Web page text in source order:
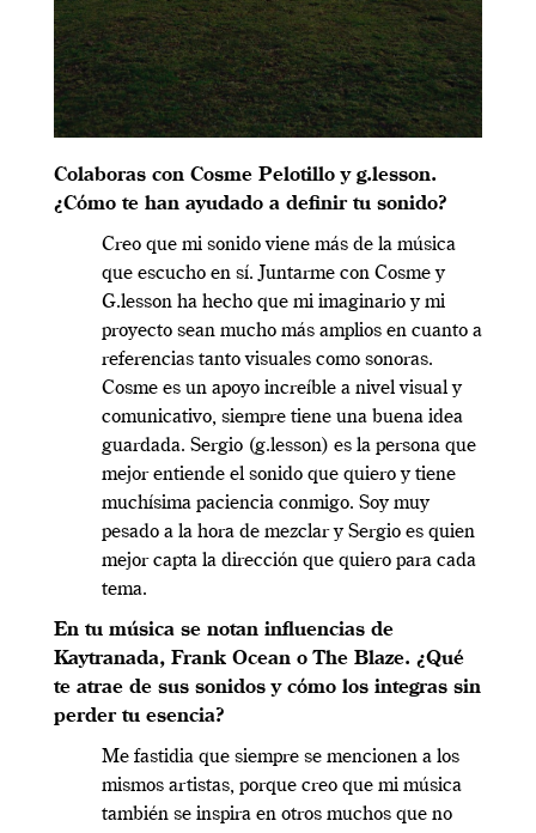
Colaboras con Cosme Pelotillo y g.lesson.
¿Cómo te han ayudado a definir tu sonido?
Creo que mi sonido viene más de la música
que escucho en sí. Juntarme con Cosme y
G.lesson ha hecho que mi imaginario y mi
proyecto sean mucho más amplios en cuanto a
referencias tanto visuales como sonoras.
Cosme es un apoyo increíble a nivel visual y
comunicativo, siempre tiene una buena idea
guardada. Sergio (g.lesson) es la persona que
mejor entiende el sonido que quiero y tiene
muchísima paciencia conmigo. Soy muy
pesado a la hora de mezclar y Sergio es quien
mejor capta la dirección que quiero para cada
tema.
En tu música se notan influencias de
Kaytranada, Frank Ocean o The Blaze. ¿Qué
te atrae de sus sonidos y cómo los integras sin
perder tu esencia?
Me fastidia que siempre se mencionen a los
mismos artistas, porque creo que mi música
también se inspira en otros muchos que no